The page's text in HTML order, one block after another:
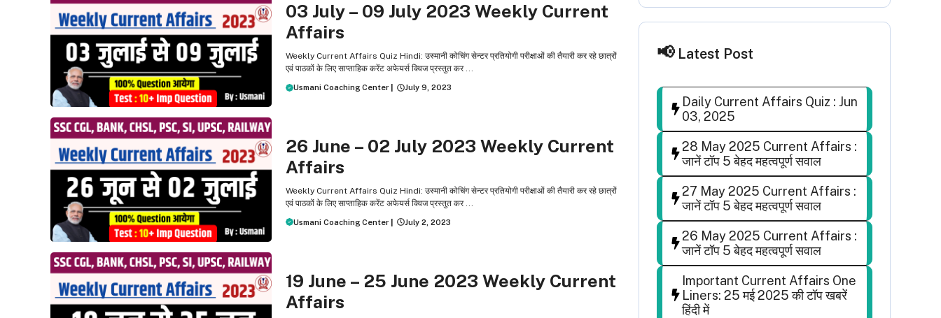
03 July – 09 July 2023 Weekly Current
Affairs
Weekly Current Affairs Quiz Hindi: उस्‍मानी कोचिंग सेन्‍टर प्रतियोगी परीक्षाओं की तैयारी कर रहे छात्रों
एवं पाठकों के लिए साप्ताहिक करेंट अफेयर्स क्विज प्रस्तुत कर ...
Usmani Coaching Center July 9, 2023
26 June – 02 July 2023 Weekly Current
Affairs
Weekly Current Affairs Quiz Hindi: उस्‍मानी कोचिंग सेन्‍टर प्रतियोगी परीक्षाओं की तैयारी कर रहे छात्रों
एवं पाठकों के लिए साप्ताहिक करेंट अफेयर्स क्विज प्रस्तुत कर ...
Usmani Coaching Center July 2, 2023
19 June – 25 June 2023 Weekly Current
Affairs
Latest Post
Daily Current Affairs Quiz : Jun
03, 2025
28 May 2025 Current Affairs :
जानें टॉप 5 बेहद महत्वपूर्ण सवाल
27 May 2025 Current Affairs :
जानें टॉप 5 बेहद महत्वपूर्ण सवाल
26 May 2025 Current Affairs :
जानें टॉप 5 बेहद महत्वपूर्ण सवाल
Important Current Affairs One
Liners: 25 मई 2025 की टॉप खबरें
हिंदी में